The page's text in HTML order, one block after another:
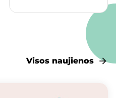
Visos naujienos